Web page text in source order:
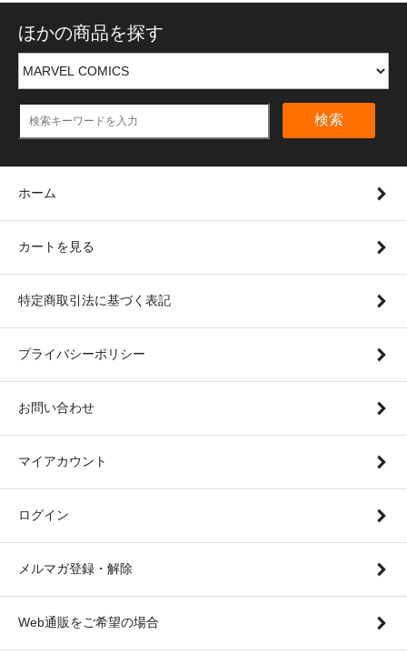
ほかの商品を探す
検索
ホーム
カートを見る
特定商取引法に基づく表記
プライバシーポリシー
お問い合わせ
マイアカウント
ログイン
メルマガ登録・解除
Web通販をご希望の場合